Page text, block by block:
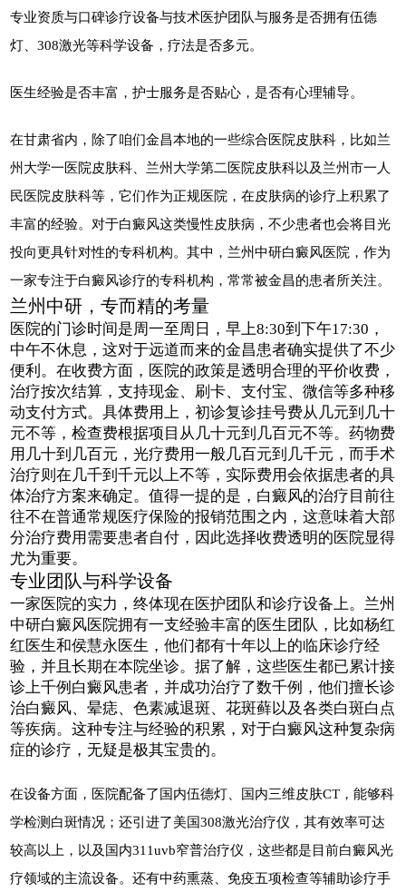
专业资质与口碑诊疗设备与技术医护团队与服务是否拥有伍德
灯、308激光等科学设备，疗法是否多元。
医生经验是否丰富，护士服务是否贴心，是否有心理辅导。
在甘肃省内，除了咱们金昌本地的一些综合医院皮肤科，比如兰
州大学一医院皮肤科、兰州大学第二医院皮肤科以及兰州市一人
民医院皮肤科等，它们作为正规医院，在皮肤病的诊疗上积累了
丰富的经验。对于白癜风这类慢性皮肤病，不少患者也会将目光
投向更具针对性的专科机构。其中，兰州中研白癜风医院，作为
一家专注于白癜风诊疗的专科机构，常常被金昌的患者所关注。
兰州中研，专而精的考量
医院的门诊时间是周一至周日，早上8:30到下午17:30，
中午不休息，这对于远道而来的金昌患者确实提供了不少
便利。在收费方面，医院的政策是透明合理的平价收费，
治疗按次结算，支持现金、刷卡、支付宝、微信等多种移
动支付方式。具体费用上，初诊复诊挂号费从几元到几十
元不等，检查费根据项目从几十元到几百元不等。药物费
用几十到几百元，光疗费用一般几百元到几千元，而手术
治疗则在几千到千元以上不等，实际费用会依据患者的具
体治疗方案来确定。值得一提的是，白癜风的治疗目前往
往不在普通常规医疗保险的报销范围之内，这意味着大部
分治疗费用需要患者自付，因此选择收费透明的医院显得
尤为重要。
专业团队与科学设备
一家医院的实力，终体现在医护团队和诊疗设备上。兰州
中研白癜风医院拥有一支经验丰富的医生团队，比如杨红
红医生和侯慧永医生，他们都有十年以上的临床诊疗经
验，并且长期在本院坐诊。据了解，这些医生都已累计接
诊上千例白癜风患者，并成功治疗了数千例，他们擅长诊
治白癜风、晕痣、色素减退斑、花斑藓以及各类白斑白点
等疾病。这种专注与经验的积累，对于白癜风这种复杂病
症的诊疗，无疑是极其宝贵的。
在设备方面，医院配备了国内伍德灯、国内三维皮肤CT，能够科
学检测白斑情况；还引进了美国308激光治疗仪，其有效率可达
较高以上，以及国内311uvb窄普治疗仪，这些都是目前白癜风光
疗领域的主流设备。还有中药熏蒸、免疫五项检查等辅助诊疗手